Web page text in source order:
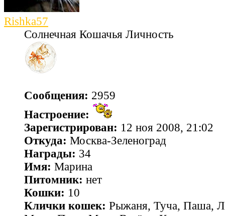
Rishka57
Солнечная Кошачья Личность
Сообщения: 2959
Настроение:
Зарегистрирован: 12 ноя 2008, 21:02
Откуда: Москва-Зеленоград
Награды: 34
Имя: Марина
Питомник: нет
Кошки: 10
Клички кошек: Рыжаня, Туча, Паша,